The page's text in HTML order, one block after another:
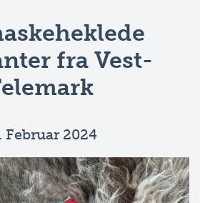
fra Vest-
Februar 2024